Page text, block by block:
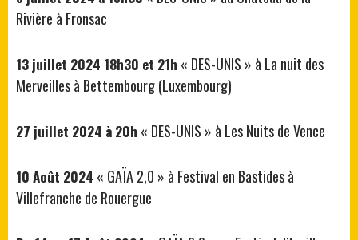
Rivière à Fronsac
13 juillet 2024 18h30 et 21h « DES-UNIS » à La nuit des
Merveilles à Bettembourg (Luxembourg)
27 juillet 2024 à 20h « DES-UNIS » à Les Nuits de Vence
10 Août 2024 « GAÏA 2,0 » à Festival en Bastides à
Villefranche de Rouergue